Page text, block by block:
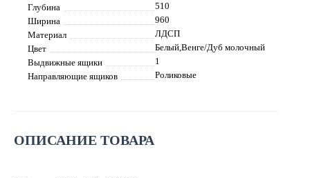
Глубина
510
Ширина
960
Материал
ЛДСП
Цвет
Белый,Венге/Дуб молочный
Выдвижные ящики
1
Направляющие ящиков
Роликовые
ОПИСАНИЕ ТОВАРА